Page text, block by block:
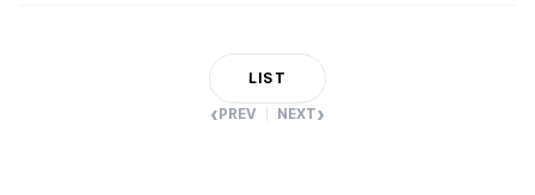
LIST
‹ PREV NEXT›